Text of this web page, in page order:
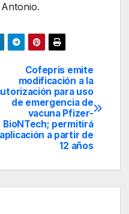
Cofepris emite
modificación a la
para uso
de emergencia de
vacuna Pfizer-
BioNTech; permitirá
aplicación a partir de
12 años